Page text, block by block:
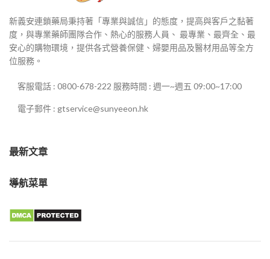
新義安連鎖藥局秉持著「專業與誠信」的態度，提高與客戶之黏著
度，與專業藥師團隊合作、熱心的服務人員、 最專業、最齊全、最
安心的購物環境，提供各式營養保健、婦嬰用品及醫材用品等全方
位服務。
客服電話 : 0800-678-222 服務時間 : 週一~週五 09:00~17:00
電子郵件 : gtservice@sunyeeon.hk
最新文章
導航菜單